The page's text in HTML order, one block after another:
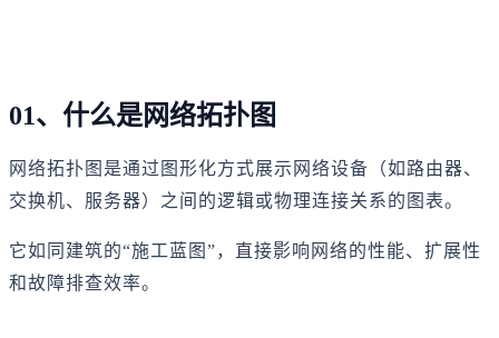
01、什么是网络拓扑图
网络拓扑图是通过图形化方式展示网络设备（如路由器、
交换机、服务器）之间的逻辑或物理连接关系的图表。
它如同建筑的“施工蓝图”，直接影响网络的性能、扩展性
和故障排查效率。